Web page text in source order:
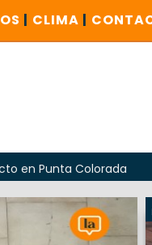
| CLIMA |
Colorada